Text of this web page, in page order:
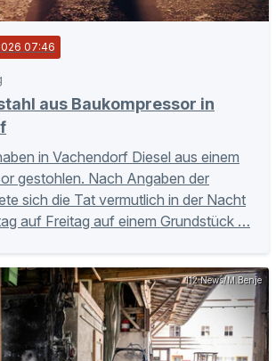
07:46
aus Baukompressor in
in Vachendorf Diesel aus einem
gestohlen. Nach Angaben der
sich die Tat vermutlich in der Nacht
auf Freitag auf einem Grundstück …
112 News/M.Benje